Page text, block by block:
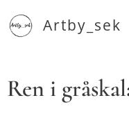
Artby_sek
Ren i